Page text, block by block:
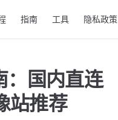
指南 工具 隐私政策
国内直连
站推荐